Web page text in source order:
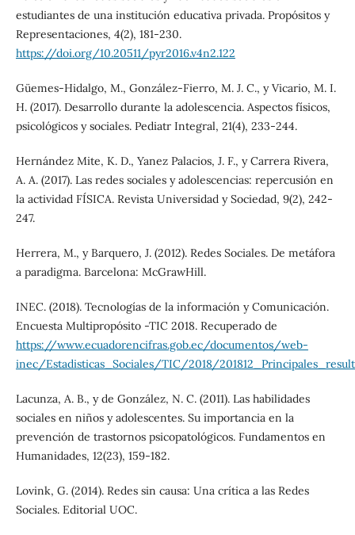
estudiantes de una institución educativa privada. Propósitos y
Representaciones, 4(2), 181-230.
https://doi.org/10.20511/pyr2016.v4n2.122
Güemes-Hidalgo, M., González-Fierro, M. J. C., y Vicario, M. I.
H. (2017). Desarrollo durante la adolescencia. Aspectos físicos,
psicológicos y sociales. Pediatr Integral, 21(4), 233-244.
Hernández Mite, K. D., Yanez Palacios, J. F., y Carrera Rivera,
A. A. (2017). Las redes sociales y adolescencias: repercusión en
la actividad FÍSICA. Revista Universidad y Sociedad, 9(2), 242-
247.
Herrera, M., y Barquero, J. (2012). Redes Sociales. De metáfora
a paradigma. Barcelona: McGrawHill.
INEC. (2018). Tecnologías de la información y Comunicación.
Encuesta Multipropósito -TIC 2018. Recuperado de
https://www.ecuadorencifras.gob.ec/documentos/web-
inec/Estadisticas_Sociales/TIC/2018/
Lacunza, A. B., y de González, N. C. (2011). Las habilidades
sociales en niños y adolescentes. Su importancia en la
prevención de trastornos psicopatológicos. Fundamentos en
Humanidades, 12(23), 159-182.
Lovink, G. (2014). Redes sin causa: Una crítica a las Redes
Sociales. Editorial UOC.